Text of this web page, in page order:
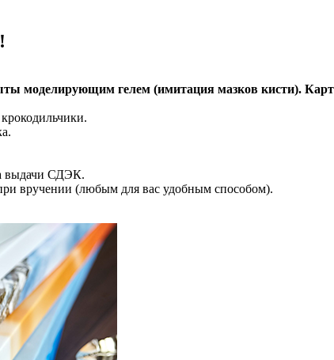
моделирующим гелем (имитация мазков кисти).
выдачи СДЭК.
вручении (любым для вас удобным способом).